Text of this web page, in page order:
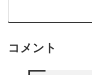
コメント